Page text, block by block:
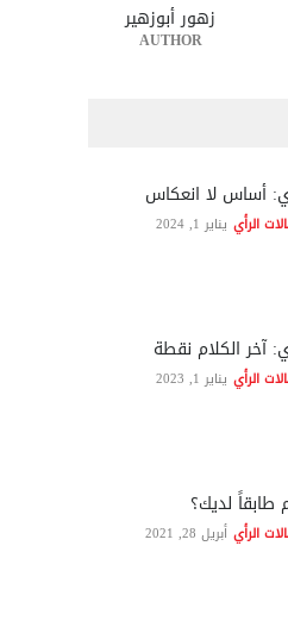
زهور أبوزهير
AUTHOR
أساس لا انعكاس
الرأي يناير 1, 2024
آخر الكلام نقطة
الرأي يناير 1, 2023
طابقاً لديك؟
الرأي أبريل 28, 2021